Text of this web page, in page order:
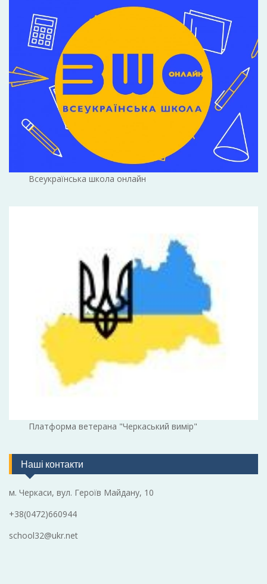
Всеукраїнська школа онлайн
Платформа ветерана "Черкаський вимір"
Наші контакти
м. Черкаси, вул. Героїв Майдану, 10
+38(0472)660944
school32@ukr.net